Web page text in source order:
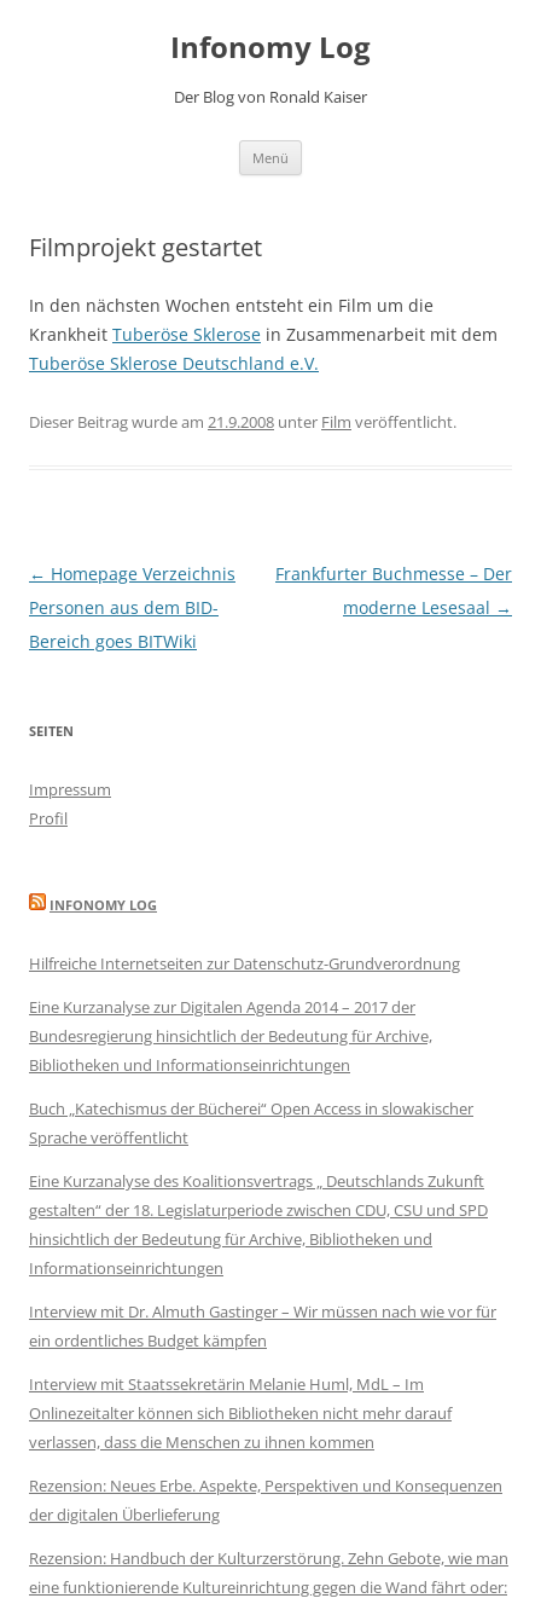
Infonomy Log
Der Blog von Ronald Kaiser
Menü
Filmprojekt gestartet
In den nächsten Wochen entsteht ein Film um die
Krankheit Tuberöse Sklerose in Zusammenarbeit mit dem
Tuberöse Sklerose Deutschland e.V.
Dieser Beitrag wurde am 21.9.2008 unter Film veröffentlicht.
Beitragsnavigation
← Homepage Verzeichnis
Personen aus dem BID-
Bereich goes BITWiki
Frankfurter Buchmesse – Der
moderne Lesesaal →
SEITEN
Impressum
Profil
INFONOMY LOG
Hilfreiche Internetseiten zur Datenschutz-Grundverordnung
Eine Kurzanalyse zur Digitalen Agenda 2014 – 2017 der
Bundesregierung hinsichtlich der Bedeutung für Archive,
Bibliotheken und Informationseinrichtungen
Buch „Katechismus der Bücherei“ Open Access in slowakischer
Sprache veröffentlicht
Eine Kurzanalyse des Koalitionsvertrags „ Deutschlands Zukunft
gestalten“ der 18. Legislaturperiode zwischen CDU, CSU und SPD
hinsichtlich der Bedeutung für Archive, Bibliotheken und
Informationseinrichtungen
Interview mit Dr. Almuth Gastinger – Wir müssen nach wie vor für
ein ordentliches Budget kämpfen
Interview mit Staatssekretärin Melanie Huml, MdL – Im
Onlinezeitalter können sich Bibliotheken nicht mehr darauf
verlassen, dass die Menschen zu ihnen kommen
Rezension: Neues Erbe. Aspekte, Perspektiven und Konsequenzen
der digitalen Überlieferung
Rezension: Handbuch der Kulturzerstörung. Zehn Gebote, wie man
eine funktionierende Kultureinrichtung gegen die Wand fährt oder: